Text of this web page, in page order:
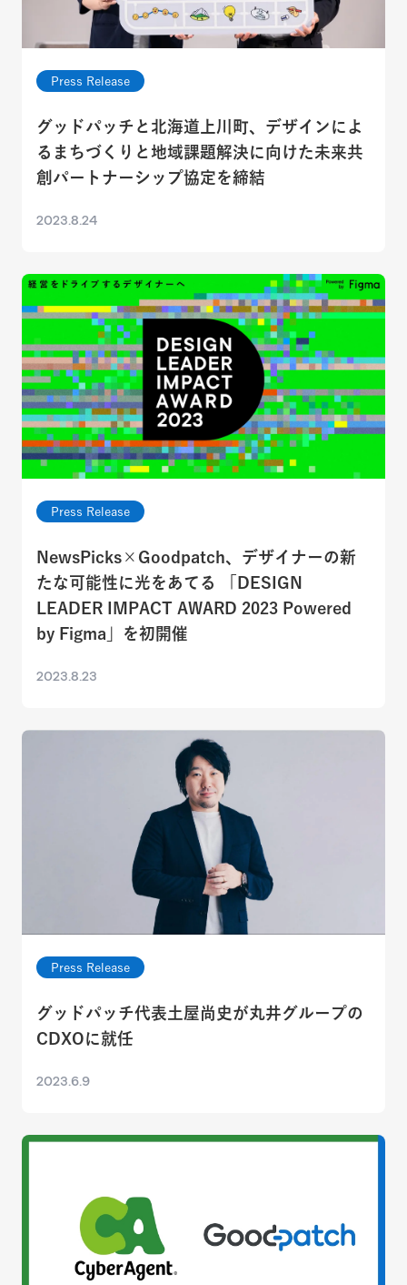
Press Release
グッドパッチと北海道上川町、デザインによ
るまちづくりと地域課題解決に向けた未来共
創パートナーシップ協定を締結
2023.8.24
Press Release
NewsPicks×Goodpatch、デザイナーの新
たな可能性に光をあてる 「DESIGN
LEADER IMPACT AWARD 2023 Powered
by Figma」を初開催
2023.8.23
Press Release
グッドパッチ代表土屋尚史が丸井グループの
CDXOに就任
2023.6.9